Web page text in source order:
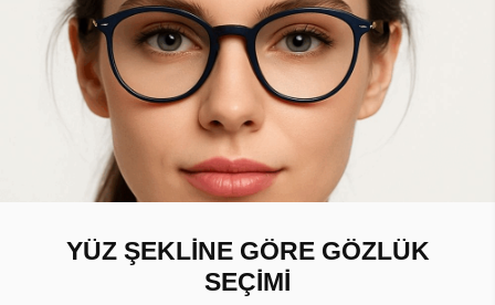
YÜZ ŞEKLİNE GÖRE GÖZLÜK
SEÇİMİ